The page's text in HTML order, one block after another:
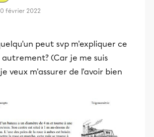
février 2022
peut svp m'expliquer ce
(Car je me suis
veux m'assurer de l'avoir bien